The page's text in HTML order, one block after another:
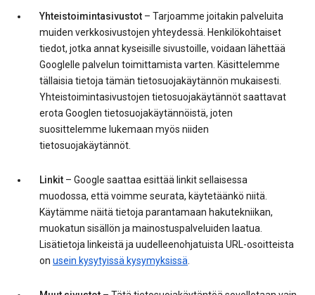
Yhteistoimintasivustot – Tarjoamme joitakin palveluita
muiden verkkosivustojen yhteydessä. Henkilökohtaiset
tiedot, jotka annat kyseisille sivustoille, voidaan lähettää
Googlelle palvelun toimittamista varten. Käsittelemme
tällaisia tietoja tämän tietosuojakäytännön mukaisesti.
Yhteistoimintasivustojen tietosuojakäytännöt saattavat
erota Googlen tietosuojakäytännöistä, joten
suosittelemme lukemaan myös niiden
tietosuojakäytännöt.
Linkit – Google saattaa esittää linkit sellaisessa
muodossa, että voimme seurata, käytetäänkö niitä.
Käytämme näitä tietoja parantamaan hakutekniikan,
muokatun sisällön ja mainostuspalveluiden laatua.
Lisätietoja linkeistä ja uudelleenohjatuista URL-osoitteista
on usein kysytyissä kysymyksissä